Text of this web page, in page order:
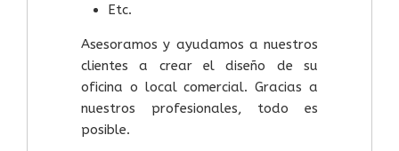
Etc.
Asesoramos y ayudamos a nuestros
clientes a crear el diseño de su
oficina o local comercial. Gracias a
nuestros profesionales, todo es
posible.